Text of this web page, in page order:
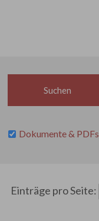
Dokumente & PDFs
Einträge pro Seite: